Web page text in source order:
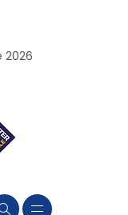
2026